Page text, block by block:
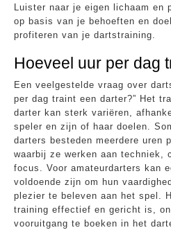
Luister naar je eigen lichaam en
op basis van je behoeften en
profiteren van je dartstraining.
Hoeveel uur per dag
Een veelgestelde vraag over
per dag traint een darter?” Het
darter kan sterk variëren,
speler en zijn of haar doelen.
darters besteden meerdere uren
waarbij ze werken aan techniek,
focus. Voor amateurdarters kan
voldoende zijn om hun
plezier te beleven aan het spel.
training effectief en gericht is,
vooruitgang te boeken in het